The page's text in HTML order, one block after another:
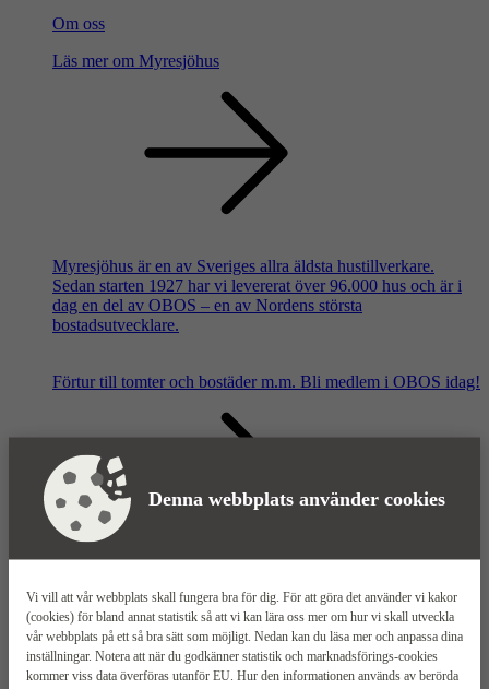
Denna webbplats använder cookies
Vi vill att vår webbplats skall fungera bra för dig. För att göra det använder vi kakor
(cookies) för bland annat statistik så att vi kan lära oss mer om hur vi skall utveckla
vår webbplats på ett så bra sätt som möjligt. Nedan kan du läsa mer och anpassa dina
inställningar. Notera att när du godkänner statistik och marknadsförings-cookies
kommer viss data överföras utanför EU. Hur den informationen används av berörda
Om oss
Läs mer om Myresjöhus
Myresjöhus är en av Sveriges allra äldsta hustillverkare.
Sedan starten 1927 har vi levererat över 96.000 hus och är i
dag en del av OBOS – en av Nordens största
bostadsutvecklare.
Förtur till tomter och bostäder m.m. Bli medlem i OBOS idag!
Våra säljkontor